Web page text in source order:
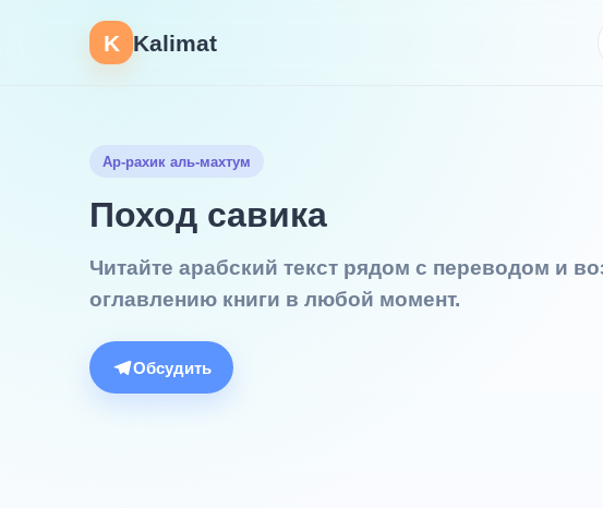
K Kalimat
Ар-рахик аль-махтум
Поход савика
Читайте арабский текст рядом с переводом и
оглавлению книги в любой момент.
Обсудить